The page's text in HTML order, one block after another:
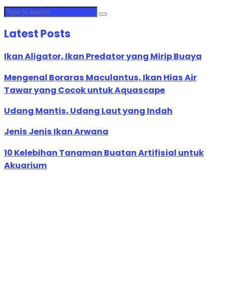
Latest Posts
Ikan Aligator, Ikan Predator yang Mirip Buaya
Mengenal Boraras Maculantus, Ikan Hias Air
Tawar yang Cocok untuk Aquascape
Udang Mantis, Udang Laut yang Indah
Jenis Jenis Ikan Arwana
10 Kelebihan Tanaman Buatan Artifisial untuk
Akuarium